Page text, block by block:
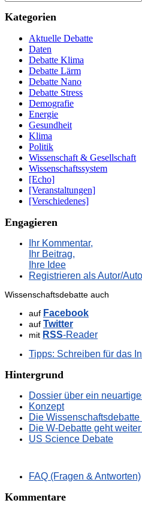
Kategorien
Aktuelle Debatte
Daten
Debatte Klima
Debatte Lärm
Debatte Nano
Debatte Stress
Demografie
Energie
Gesundheit
Klima
Politik
Wissenschaft & Gesellschaft
Wissenschaftssystem
[Echo]
[Veranstaltungen]
[Verschiedenes]
Engagieren
Ihr Kommentar,
Ihr Beitrag,
Ihre Idee
Registrieren als Autor/
Wissenschaftsdebatte auch
auf Facebook
auf Twitter
mit RSS-Reader
Tipps: Schreiben für das
Hintergrund
Dossier über ein
Konzept
Die Wissenschaftsdebatte
Die W-Debatte geht weiter
US Science Debate
FAQ (Fragen & Antworten)
Kommentare